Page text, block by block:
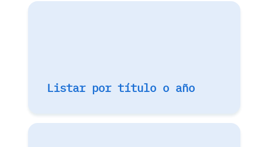
Listar por título o año